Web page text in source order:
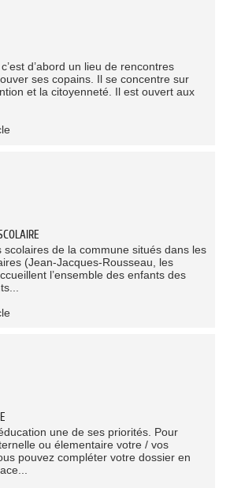
d’abord un lieu de rencontres
ses copains. Il se concentre sur
et la citoyenneté. Il est ouvert aux
scolaires de la commune situés dans les
(Jean-Jacques-Rousseau, les
l’ensemble des enfants des
une de ses priorités. Pour
ou élementaire votre / vos
pouvez compléter votre dossier en